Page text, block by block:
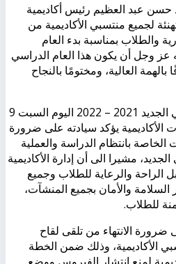
حسن عبد العظيم رئيس أكاديمية
لجميع منتسبي الأكاديمية من
والطلاب بمناسبة بدء العام
عز وجل أن يكون هذا العام الدراسي
العالية، ومختومًا بالنجاح
وبمناسبة بدء العام الدراسي الجديد 2021 – 2022 اليوم السبت 9
كليات الأكاديمية يؤكد سيادته على ضرورة
الخاصة بانتظام الدراسة والعملية
مشيرا الى أن إدارة الأكاديمية
والرعاية للطلاب وجميع
السلامة والأمان بجميع المنشآت،
للطلاب.
ضرورة الانتهاء من تلقى لقاح
الأكاديمية، وذلك ضمن الخطة